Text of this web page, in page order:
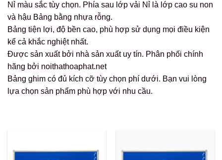
Nỉ màu sắc tùy chọn. Phía sau lớp vải Nỉ là lớp cao su non
và hậu Bảng bằng nhựa rỗng.
Bảng tiện lợi, độ bền cao, phù hợp sử dụng mọi điều kiện
kể cả khắc nghiệt nhất.
Được sản xuất bởi nhà sản xuất uy tín. Phân phối chính
hãng bởi noithathoaphat.net
Bảng ghim có đủ kích cỡ tùy chọn phí dưới. Bạn vui lòng
lựa chọn sản phẩm phù hợp với nhu cầu.